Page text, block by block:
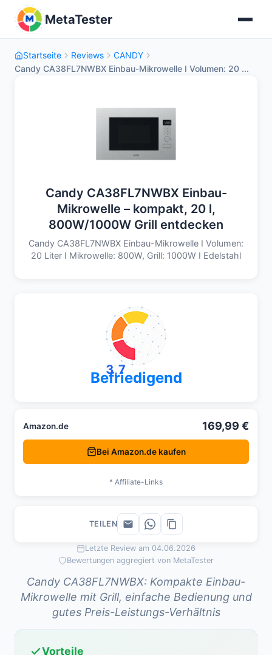
MetaTester
Startseite Reviews
CANDY
Candy CA38FL7NWBX Einbau-Mikrowelle I Volumen: 20 ...
Candy CA38FL7NWBX Einbau-
Mikrowelle – kompakt, 20 l,
800W/1000W Grill entdecken
Candy CA38FL7NWBX Einbau-Mikrowelle I Volumen:
20 Liter I Mikrowelle: 800W, Grill: 1000W I Edelstahl
Letzte Review am 04.06.2026
Bewertungen aggregiert von MetaTester
Candy CA38FL7NWBX: Kompakte Einbau-
Mikrowelle mit Grill, einfache Bedienung und
gutes Preis-Leistungs-Verhältnis
Vorteile
3,7
Befriedigend
Amazon.de 169,99 €
Bei Amazon.de kaufen
* Affiliate-Links
TEILEN